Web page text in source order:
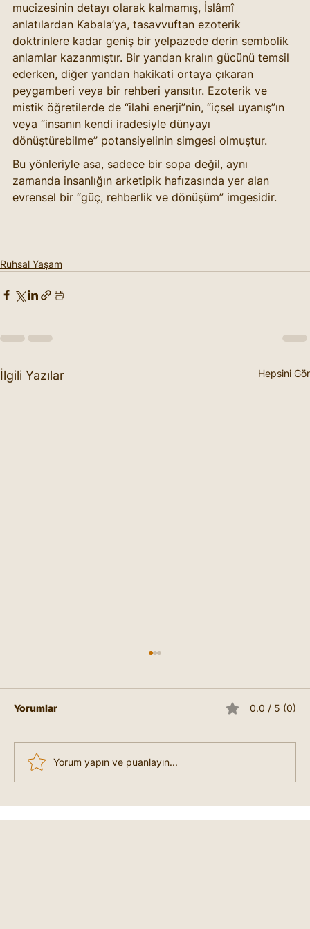
mucizesinin detayı olarak kalmamış, İslâmî
anlatılardan Kabala’ya, tasavvuftan ezoterik
doktrinlere kadar geniş bir yelpazede derin sembolik
anlamlar kazanmıştır. Bir yandan kralın gücünü temsil
ederken, diğer yandan hakikati ortaya çıkaran
peygamberi veya bir rehberi yansıtır. Ezoterik ve
mistik öğretilerde de “ilahi enerji”nin, “içsel uyanış”ın
veya “insanın kendi iradesiyle dünyayı
dönüştürebilme” potansiyelinin simgesi olmuştur.
Bu yönleriyle asa, sadece bir sopa değil, aynı
zamanda insanlığın arketipik hafızasında yer alan
evrensel bir “güç, rehberlik ve dönüşüm” imgesidir.
Ruhsal Yaşam
İlgili Yazılar Hepsini Gör
Yorumlar 0.0 / 5 (0)
Yorum yapın ve puanlayın...